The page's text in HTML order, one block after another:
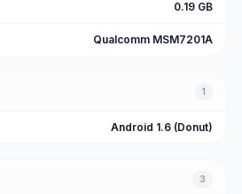
0.19 GB
Qualcomm MSM7201A
1
Android 1.6 (Donut)
3